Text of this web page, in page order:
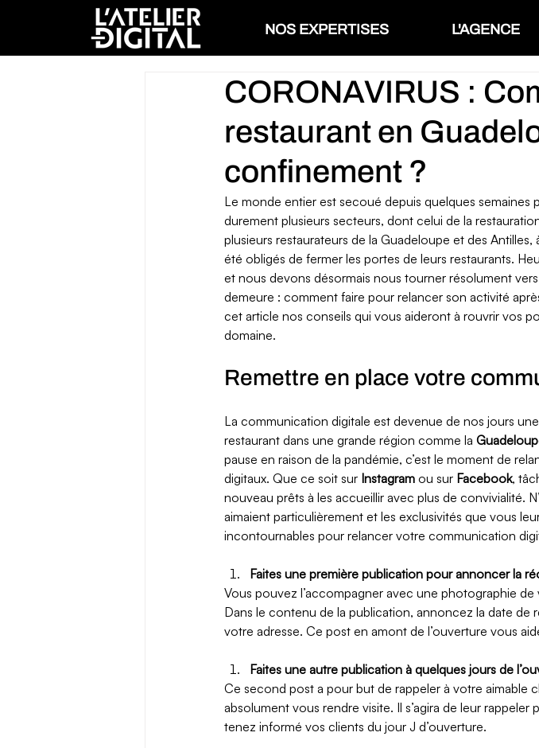
NOS EXPERTISES L'AGENCE
CORONAVIRUS :
restaurant en
confinement ?
Le monde entier est secoué depuis quelques semaines
durement plusieurs secteurs, dont celui de la
plusieurs restaurateurs de la Guadeloupe et des
été obligés de fermer les portes de leurs restaurants.
et nous devons désormais nous tourner résolument
demeure : comment faire pour relancer son activité
cet article nos conseils qui vous aideront à rouvrir vos
domaine.
Remettre en place votre
La communication digitale est devenue de nos jours
restaurant dans une grande région comme la
pause en raison de la pandémie, c’est le moment de
digitaux. Que ce soit sur Instagram ou sur Facebook,
nouveau prêts à les accueillir avec plus de convivialité.
aimaient particulièrement et les exclusivités que vous
incontournables pour relancer votre communication
Faites une première publication pour annoncer la
Vous pouvez l’accompagner avec une photographie
Dans le contenu de la publication, annoncez la date de
votre adresse. Ce post en amont de l’ouverture vous
Faites une autre publication à quelques jours de
Ce second post a pour but de rappeler à votre aimable
absolument vous rendre visite. Il s’agira de leur
tenez informé vos clients du jour J d’ouverture.